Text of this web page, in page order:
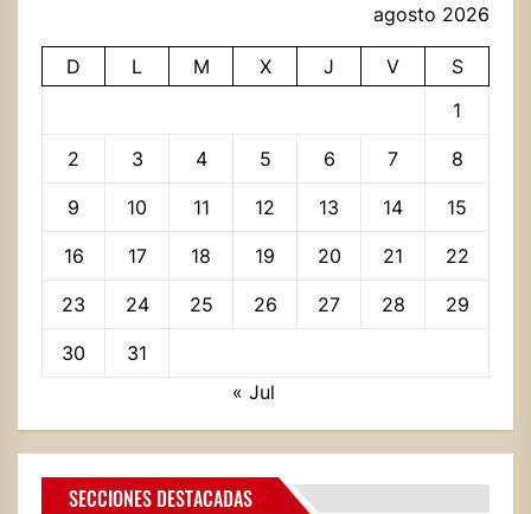
agosto 2026
D L M X J V
S
1
2 3 4 5 6 7 8
9 10 11 12 13 14 15
16 17 18 19 20 21 22
23 24 25 26 27 28 29
30
31
« Jul
SECCIONES DESTACADAS